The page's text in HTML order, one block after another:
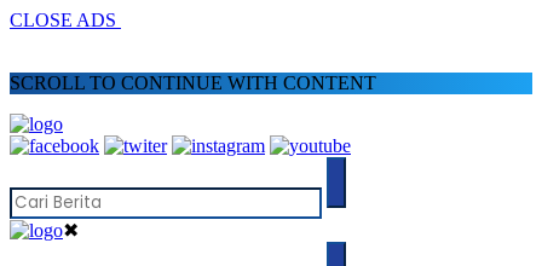
CLOSE ADS
SCROLL TO CONTINUE WITH CONTENT
✖